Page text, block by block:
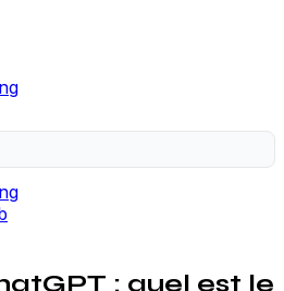
: quel est le